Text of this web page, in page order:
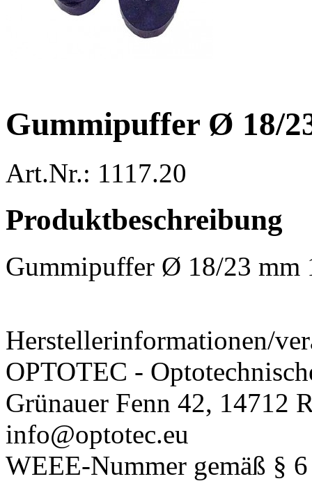
Gummipuffer Ø 18/
Art.Nr.: 1117.20
Produktbeschreibung
Gummipuffer Ø 18/23 mm
Herstellerinformationen/
OPTOTEC -
Grünauer Fenn 42, 14712
info@optotec.eu
WEEE-Nummer gemäß §